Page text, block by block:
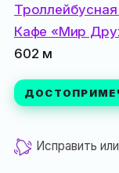
Кафе «Мир
602 м
Исправить